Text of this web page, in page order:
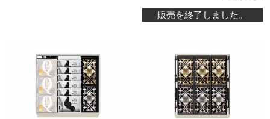
販売を終了しました。